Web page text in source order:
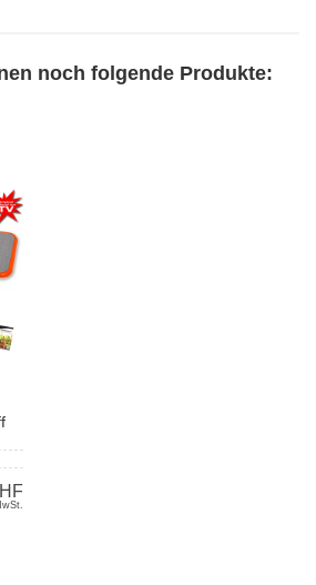
noch folgende Produkte: